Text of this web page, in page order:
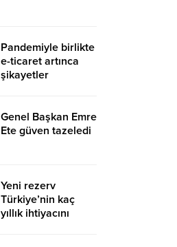
Pandemiyle birlikte
e-ticaret artınca
şikayetler
Genel Başkan Emre
Ete güven tazeledi
Yeni rezerv
Türkiye’nin kaç
yıllık ihtiyacını